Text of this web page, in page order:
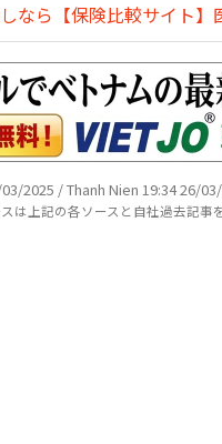
なら【保険比較サイト】
2025 / Thanh Nien 19:34 26/
は上記の各ソースと自社過去記事